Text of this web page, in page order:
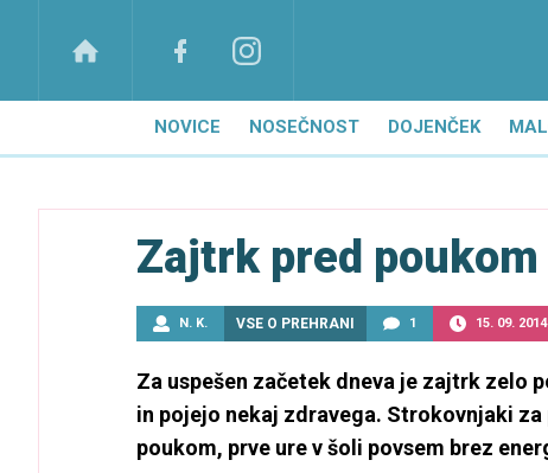
NOVICE NOSEČNOST DOJENČEK
Zajtrk pred poukom
N. K. VSE O PREHRANI 1 15. 09.
Za uspešen začetek dneva je zajtrk zelo
in pojejo nekaj zdravega. Strokovnjaki
poukom, prve ure v šoli povsem brez